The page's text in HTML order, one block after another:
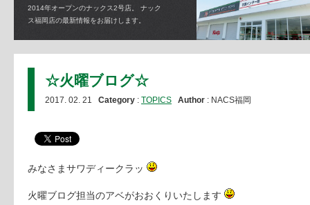
2014年オープンのナックス2号店。
ナック
ス福岡店の最新情報をお届けします。
☆火曜ブログ☆
2017. 02. 21 Category : TOPICS Author : NACS福岡
みなさまサワディークラッ
火曜ブログ担当のアベがおおくりいたします